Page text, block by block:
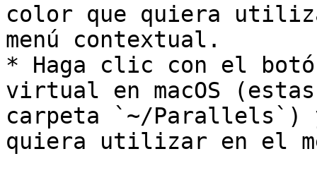
color que quiera
menú contextual.
* Haga clic con el
virtual en macOS
carpeta `~/Parallels`)
quiera utilizar en el